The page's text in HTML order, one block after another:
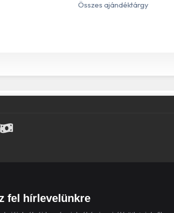
Összes ajándéktárgy
fel hírlevelünkre